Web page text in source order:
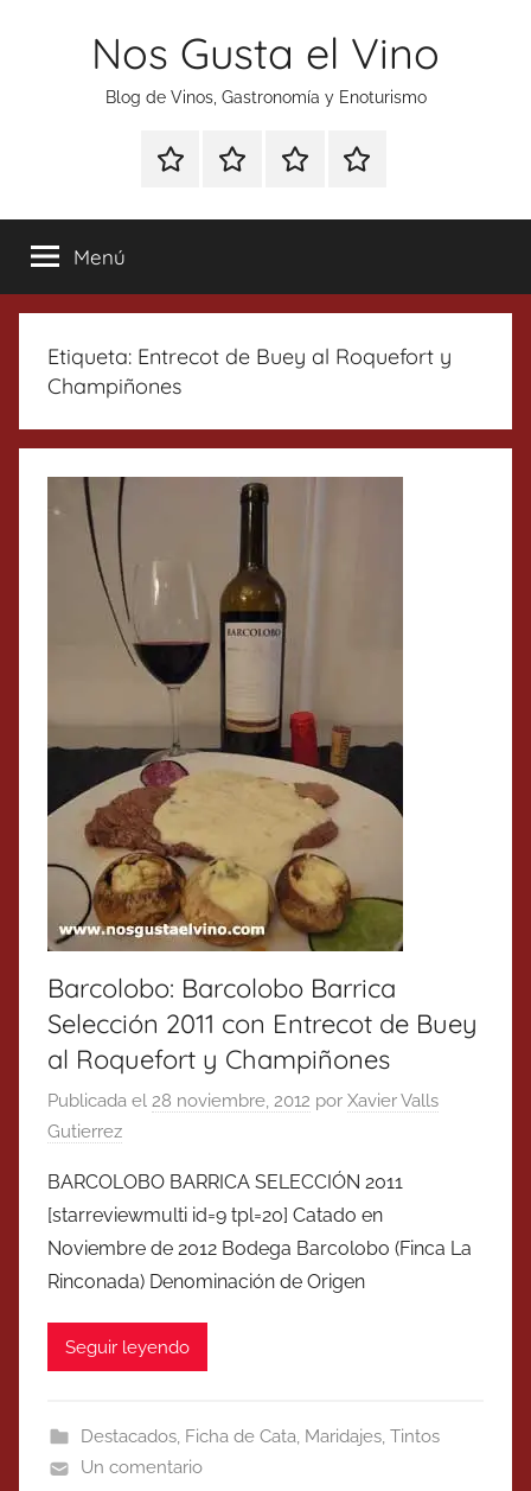
Nos Gusta el Vino
Blog de Vinos, Gastronomía y Enoturismo
Especial
Tonics
Enoturismo
Gastronomía
RankingContacto
Menú
Etiqueta: Entrecot de Buey al Roquefort y
Champiñones
Barcolobo: Barcolobo Barrica
Selección 2011 con Entrecot de Buey
al Roquefort y Champiñones
Publicada el 28 noviembre, 2012 por Xavier Valls
Gutierrez
BARCOLOBO BARRICA SELECCIÓN 2011
[starreviewmulti id=9 tpl=20] Catado en
Noviembre de 2012 Bodega Barcolobo (Finca La
Rinconada) Denominación de Origen
Seguir leyendo
Destacados, Ficha de Cata, Maridajes, Tintos
Un comentario